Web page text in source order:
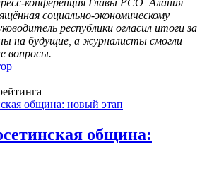
социально-экономическому
республики огласил итоги за
на будущие, а журналисты смогли
вопросы.
община: